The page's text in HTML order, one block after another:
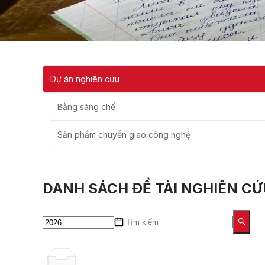
Dự án nghiên cứu
Bằng sáng chế
Sản phẩm chuyển giao công nghệ
DANH SÁCH ĐỀ TÀI NGHIÊN